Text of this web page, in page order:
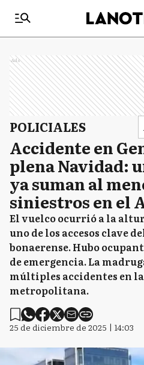
Ads
POLICIALES
Accidente en
plena Navidad:
ya suman al
siniestros en el
El vuelco ocurrió a la
uno de los accesos clave
bonaerense. Hubo
de emergencia. La
múltiples accidentes en
metropolitana.
25 de diciembre de 2025 | 14:03